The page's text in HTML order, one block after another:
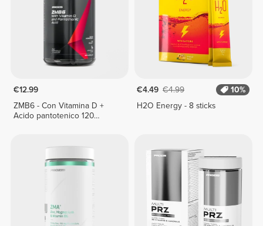
€12.99
ZMB6 - Con Vitamina D +
Acido pantotenico 120
€4.49 €4.99
10%
H2O Energy - 8 sticks